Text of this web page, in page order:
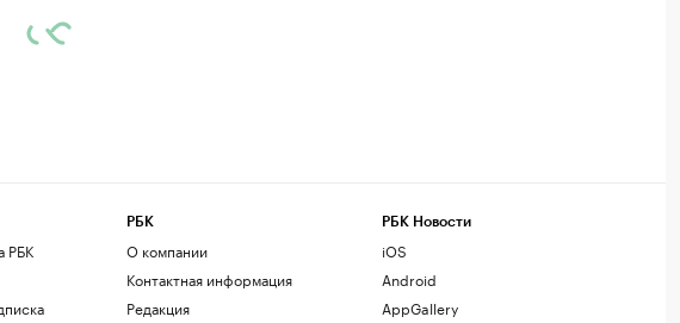
РБК
РБК
О компании
Контактная информация
Редакция
РБК Новости
iOS
Android
AppGallery